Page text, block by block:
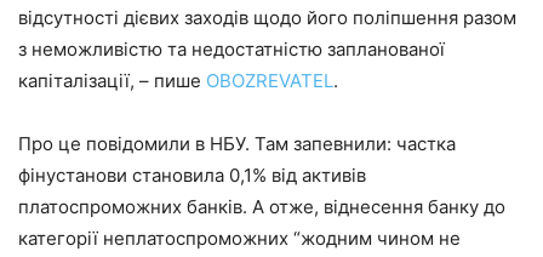
відсутності дієвих заходів щодо його поліпшення разом
з неможливістю та недостатністю запланованої
капіталізації, – пише OBOZREVATEL.
Про це повідомили в НБУ. Там запевнили: частка
фінустанови становила 0,1% від активів
платоспроможних банків. А отже, віднесення банку до
категорії неплатоспроможних “жодним чином не